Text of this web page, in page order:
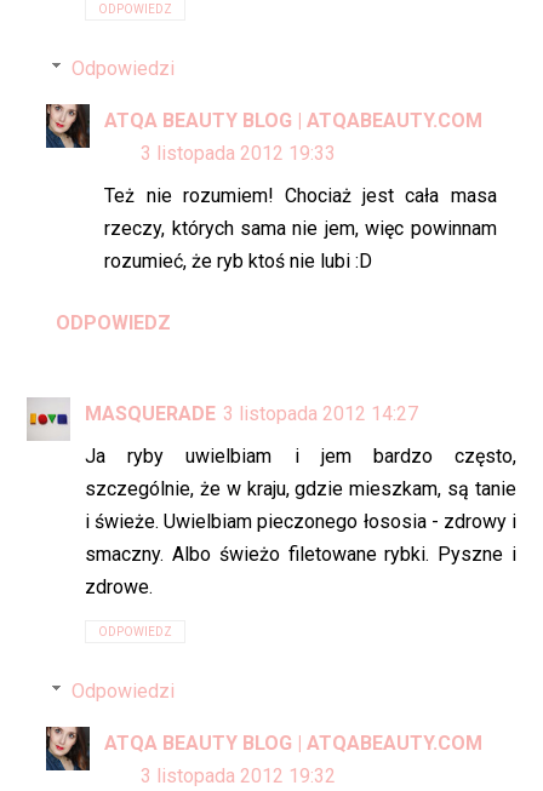
ODPOWIEDZ
Odpowiedzi
ATQA BEAUTY BLOG | ATQABEAUTY.COM
3 listopada 2012 19:33
Też nie rozumiem! Chociaż jest cała masa
rzeczy, których sama nie jem, więc powinnam
rozumieć, że ryb ktoś nie lubi :D
ODPOWIEDZ
MASQUERADE 3 listopada 2012 14:27
Ja ryby uwielbiam i jem bardzo często,
szczególnie, że w kraju, gdzie mieszkam, są tanie
i świeże. Uwielbiam pieczonego łososia - zdrowy i
smaczny. Albo świeżo filetowane rybki. Pyszne i
zdrowe.
ODPOWIEDZ
Odpowiedzi
ATQA BEAUTY BLOG | ATQABEAUTY.COM
3 listopada 2012 19:32